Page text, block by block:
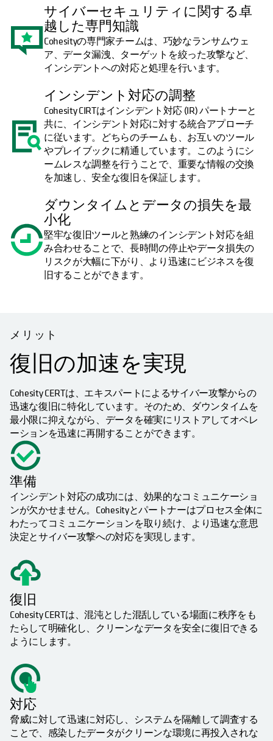
サイバーセキュリティに関する卓
越した専門知識
Cohesityの専門家チームは、巧妙なランサムウェ
ア、データ漏洩、ターゲットを絞った攻撃など、
インシデントへの対応と処理を行います。
インシデント対応の調整
Cohesity CIRTはインシデント対応 (IR) パートナーと
共に、インシデント対応に対する統合アプローチ
に従います。どちらのチームも、お互いのツール
やプレイブックに精通しています。このようにシ
ームレスな調整を行うことで、重要な情報の交換
を加速し、安全な復旧を保証します。
ダウンタイムとデータの損失を最
小化
堅牢な復旧ツールと熟練のインシデント対応を組
み合わせることで、長時間の停止やデータ損失の
リスクが大幅に下がり、より迅速にビジネスを復
旧することができます。
メリット
復旧の加速を実現
Cohesity CERTは、エキスパートによるサイバー攻撃からの
迅速な復旧に特化しています。そのため、ダウンタイムを
最小限に抑えながら、データを確実にリストアしてオペレ
ーションを迅速に再開することができます。
準備
インシデント対応の成功には、効果的なコミュニケーショ
ンが欠かせません。Cohesityとパートナーはプロセス全体に
わたってコミュニケーションを取り続け、より迅速な意思
決定とサイバー攻撃への対応を実現します。
復旧
Cohesity CERTは、混沌とした混乱している場面に秩序をも
たらして明確化し、クリーンなデータを安全に復旧できる
ようにします。
対応
脅威に対して迅速に対応し、システムを隔離して調査する
ことで、感染したデータがクリーンな環境に再投入されな